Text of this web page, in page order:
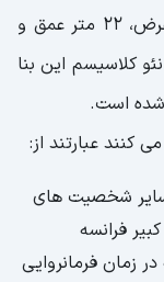
طاق نصرت دارای 50 متر ارتفاع، 45 متر عرض، 22 متر عمق و
کلاسیسم این بنا
شده است.
کنند عبارتند از:
و سایر شخصیت های
فرانسه
در زمان فرمانروایی